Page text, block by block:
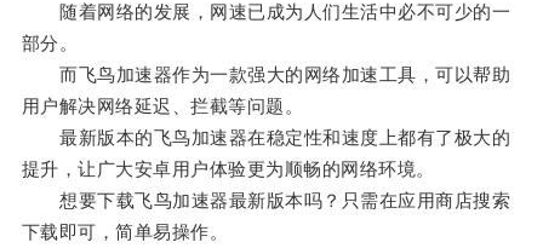
随着网络的发展，网速已成为人们生活中必不可少的一
部分。
而飞鸟加速器作为一款强大的网络加速工具，可以帮助
用户解决网络延迟、拦截等问题。
最新版本的飞鸟加速器在稳定性和速度上都有了极大的
提升，让广大安卓用户体验更为顺畅的网络环境。
想要下载飞鸟加速器最新版本吗？只需在应用商店搜索
下载即可，简单易操作。